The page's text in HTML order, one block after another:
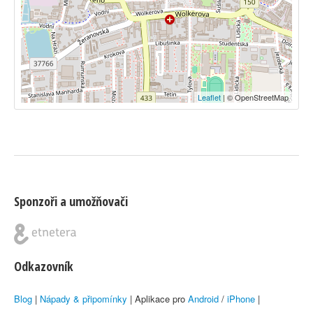
Leaflet | © OpenStreetMap
Sponzoři a umožňovači
Odkazovník
Blog | Nápady & připomínky | Aplikace pro Android / iPhone |